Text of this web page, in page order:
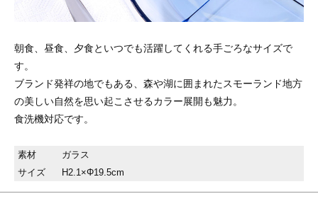
朝食、昼食、夕食といつでも活躍してくれる手ごろなサイズで
す。
ブランド発祥の地でもある、森や湖に囲まれたスモーランド地方
の美しい自然を思い起こさせるカラー展開も魅力。
食洗機対応です。
素材
ガラス
サイズ
H2.1×Φ19.5cm